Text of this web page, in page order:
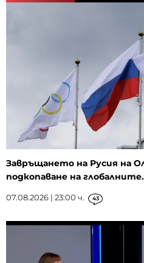
Завръщането на Русия на
подкопаване на
07.08.2026 | 23:00 ч. 43